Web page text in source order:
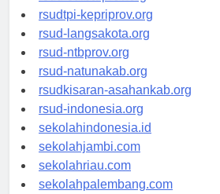
rsudtpi-kepriprov.org
rsud-langsakota.org
rsud-ntbprov.org
rsud-natunakab.org
rsudkisaran-asahankab.org
rsud-indonesia.org
sekolahindonesia.id
sekolahjambi.com
sekolahriau.com
sekolahpalembang.com